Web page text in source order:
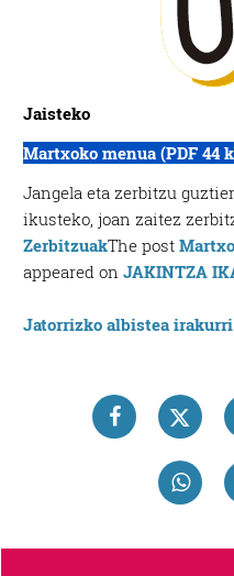
Jaisteko
Martxoko menua (PDF 44
Jangela eta zerbitzu
ikusteko, joan zaitez
ZerbitzuakThe post
appeared onJAKINTZA
Jatorrizko albistea